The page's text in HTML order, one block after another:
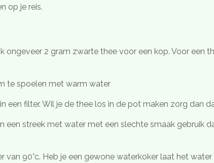
op je reis.
ongeveer 2 gram zwarte thee voor een kop. Voor een
te spoelen met warm water
een filter. Wil je de thee los in de pot maken zorg dan
een streek met water met een slechte smaak gebruik
van 90°c. Heb je een gewone waterkoker laat het